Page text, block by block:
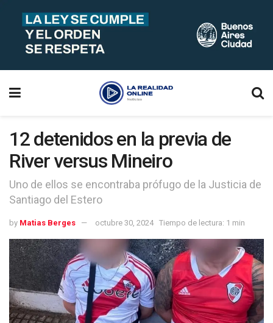
12 detenidos en la previa de
River versus Mineiro
Uno de ellos se encontraba prófugo de la Justicia de
Santiago del Estero
by Matias Berges octubre 30, 2024 Tiempo de lectura: 1 min